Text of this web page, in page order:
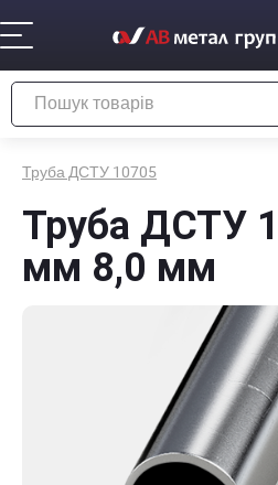
Труба ДСТУ 10705
Труба ДСТУ
мм 8,0 мм